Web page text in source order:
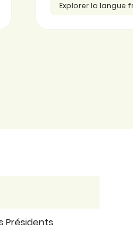
Explorer la langue